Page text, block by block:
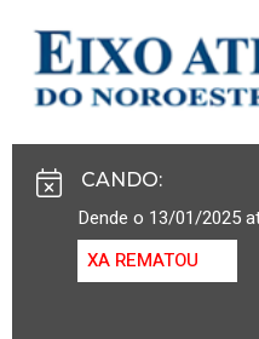
CANDO:
Dende o 13/01/2025
XA REMATOU